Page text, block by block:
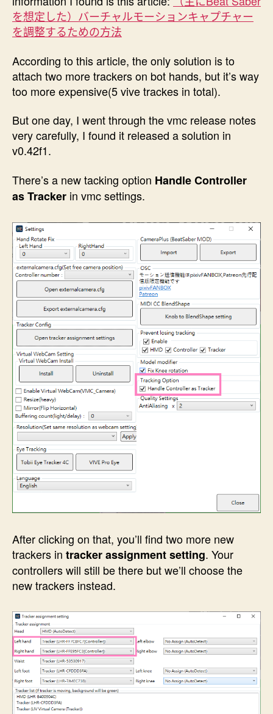
を想定した）バーチャルモーションキャプチャー
を調整するための方法
According to this article, the only solution is to
attach two more trackers on bot hands, but it’s way
too more expensive(5 vive trackes in total).
But one day, I went through the vmc release notes
very carefully, I found it released a solution in
v0.42f1.
There’s a new tacking option Handle Controller
as Tracker in vmc settings.
After clicking on that, you’ll find two more new
trackers in tracker assignment setting. Your
controllers will still be there but we’ll choose the
new trackers instead.